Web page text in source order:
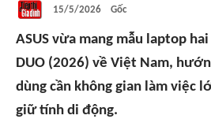
15/5/2026 Gốc
ASUS vừa mang mẫu laptop
DUO (2026) về Việt Nam,
dùng cần không gian làm việc
giữ tính di động.